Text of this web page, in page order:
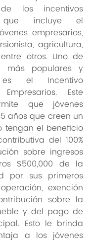
los incentivos
que incluye el
empresarios,
agricultura,
otros. Uno de
más populares y
es el Incentivo
Este
que jóvenes
años que creen un
tengan el beneficio
del 100%
sobre ingresos
$500,000 de la
por sus primeros
exención
sobre la
y del pago de
Esto le brinda
a los jóvenes